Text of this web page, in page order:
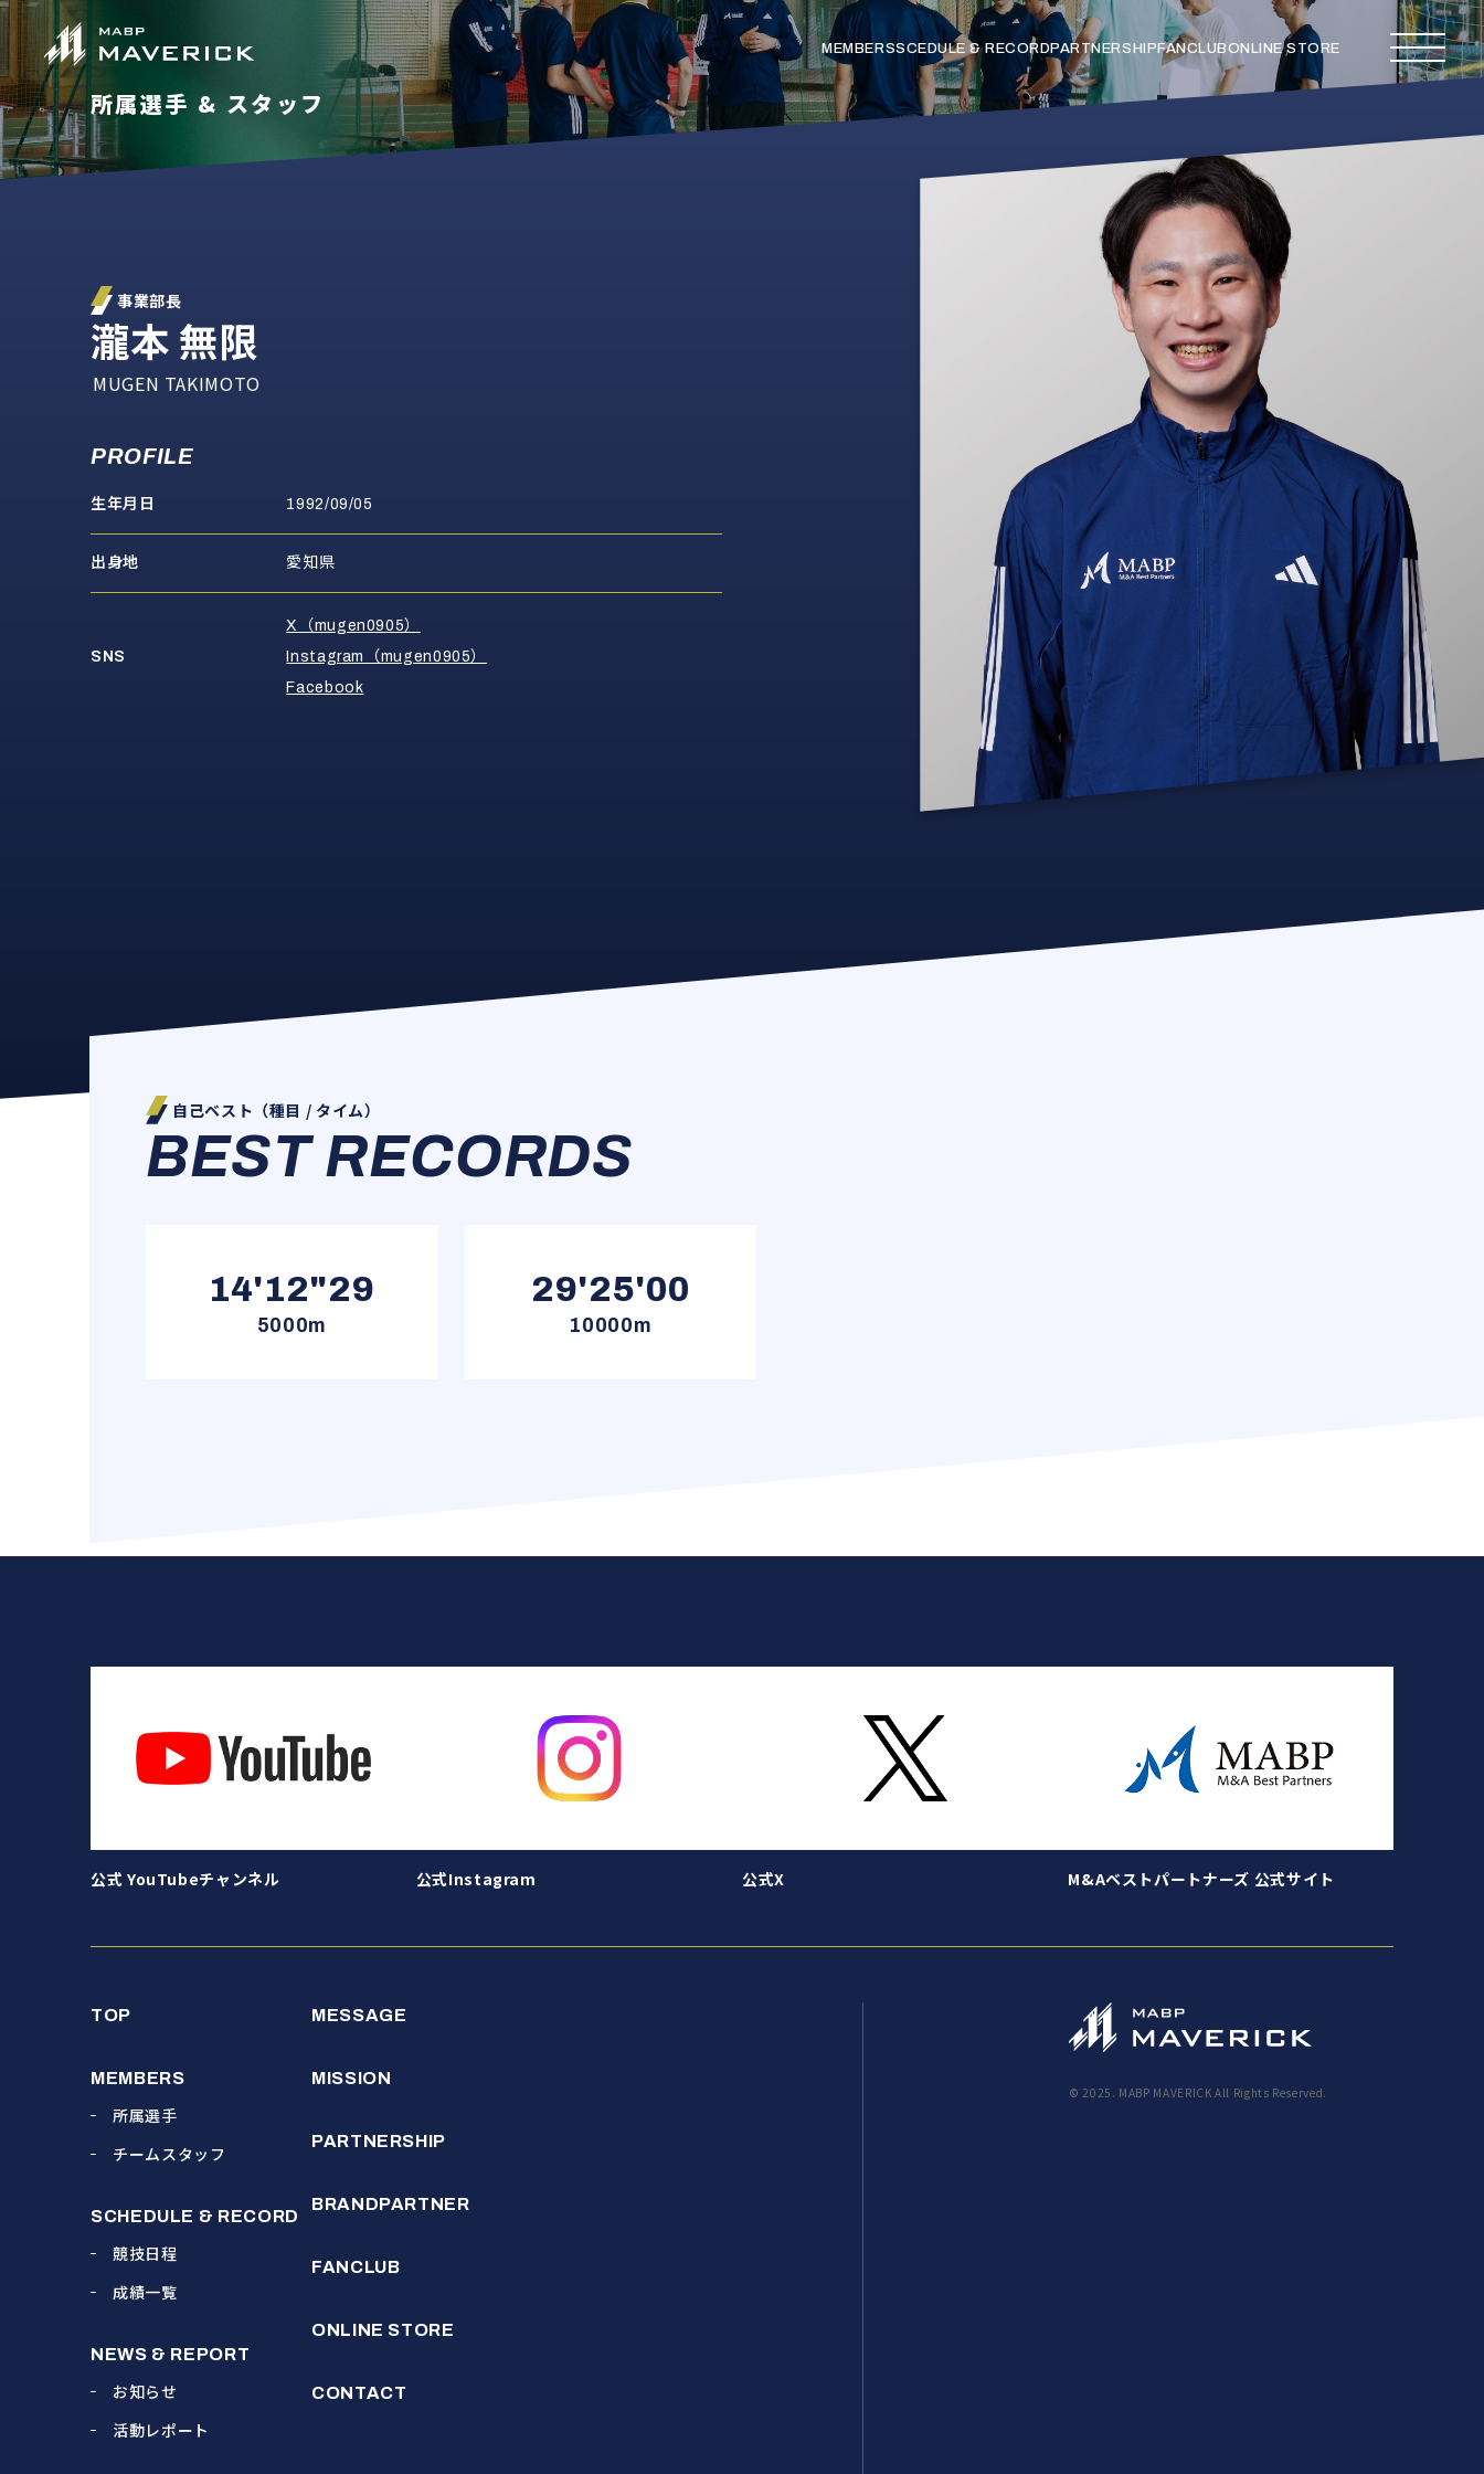
MEMBERSSCEDULE & RECORDPARTNERSHIP FANCLUBONLINE STORE
所属選手 & スタッフ
事業部長
瀧本 無限
MUGEN TAKIMOTO
PROFILE
生年月日 1992/09/05
出身地 愛知県
SNS
X（mugen0905）
Instagram（mugen0905）
Facebook
自己ベスト（種目 / タイム）
BEST RECORDS
14'12"29
5000m
29'25'00
10000m
公式 YouTubeチャンネル 公式Instagram 公式X M&Aベストパートナーズ 公式サイト
TOP
MEMBERS
所属選手
チームスタッフ
SCHEDULE & RECORD
競技日程
成績一覧
NEWS & REPORT
お知らせ
活動レポート
MESSAGE
MISSION
PARTNERSHIP
BRANDPARTNER
FANCLUB
ONLINE STORE
CONTACT
© 2025. MABP MAVERICK All Rights Reserved.